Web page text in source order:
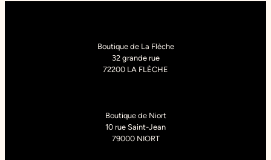
Boutique de La Flèche
32 grande rue
72200 LA FLÈCHE
Boutique de Niort
10 rue Saint-Jean
79000 NIORT